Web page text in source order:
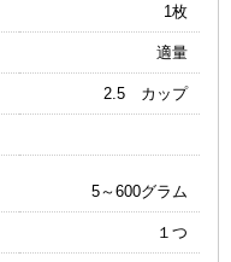
1枚
適量
2.5 カップ
5～600グラム
１つ